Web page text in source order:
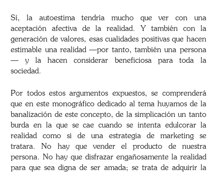
Sí, la autoestima tendría mucho que ver con una
aceptación afectiva de la realidad. Y también con la
generación de valores, esas cualidades positivas que hacen
estimable una realidad —por tanto, también una persona
— y la hacen considerar beneficiosa para toda la
sociedad.
Por todos estos argumentos expuestos, se comprenderá
que en este monográfico dedicado al tema huyamos de la
banalización de este concepto, de la simplicación un tanto
burda en la que se cae cuando se intenta edulcorar la
realidad como si de una estrategia de marketing se
tratara. No hay que vender el producto de nuestra
persona. No hay que disfrazar engañosamente la realidad
para que sea digna de ser amada; se trata de adquirir la